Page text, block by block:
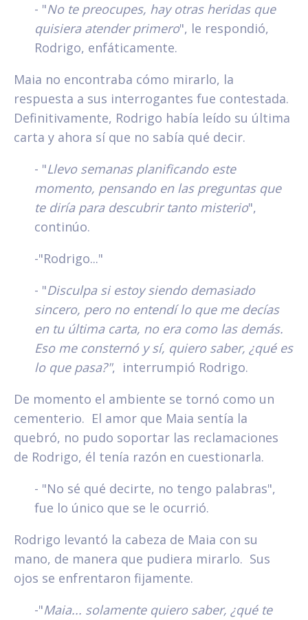
- "No te preocupes, hay otras heridas que
quisiera atender primero", le respondió,
Rodrigo, enfáticamente.
Maia no encontraba cómo mirarlo, la
respuesta a sus interrogantes fue contestada.
Definitivamente, Rodrigo había leído su última
carta y ahora sí que no sabía qué decir.
- "Llevo semanas planificando este
momento, pensando en las preguntas que
te diría para descubrir tanto misterio",
continúo.
-"Rodrigo..."
- "Disculpa si estoy siendo demasiado
sincero, pero no entendí lo que me decías
en tu última carta, no era como las demás.
Eso me consternó y sí, quiero saber, ¿qué es
lo que pasa?", interrumpió Rodrigo.
De momento el ambiente se tornó como un
cementerio. El amor que Maia sentía la
quebró, no pudo soportar las reclamaciones
de Rodrigo, él tenía razón en cuestionarla.
- "No sé qué decirte, no tengo palabras",
fue lo único que se le ocurrió.
Rodrigo levantó la cabeza de Maia con su
mano, de manera que pudiera mirarlo. Sus
ojos se enfrentaron fijamente.
-"Maia... solamente quiero saber, ¿qué te